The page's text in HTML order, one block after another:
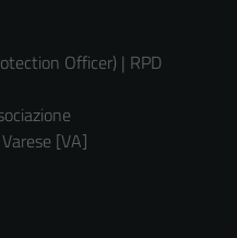
Officer) | RPD
[VA]
Questi cookie
sono necessari